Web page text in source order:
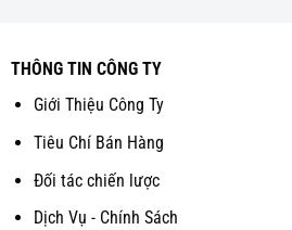
THÔNG TIN CÔNG TY
Giới Thiệu Công Ty
Tiêu Chí Bán Hàng
Đối tác chiến lược
Dịch Vụ - Chính Sách